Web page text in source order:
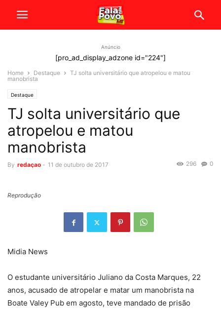
Anúncio
[pro_ad_display_adzone id="224"]
Home Destaque
TJ solta universitário que atropelou e matou
manobrista
Destaque
TJ solta universitário que
atropelou e matou
manobrista
By redaçao - 11 de outubro de 2017 0
296
Reprodução
Midia News
O estudante universitário Juliano da Costa Marques, 22
anos, acusado de atropelar e matar um manobrista na
Boate Valey Pub em agosto, teve mandado de prisão